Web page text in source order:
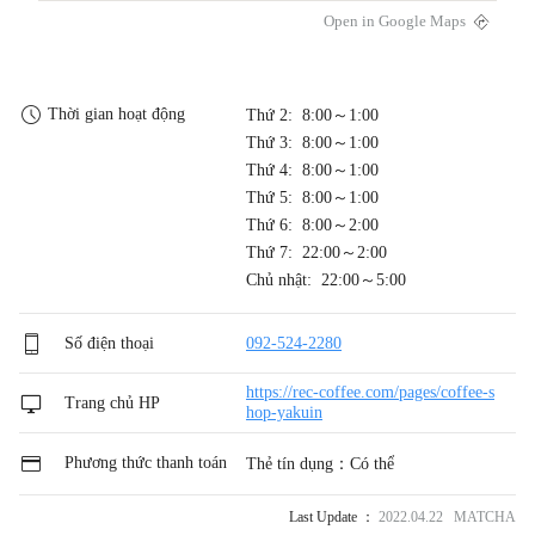
Open in Google Maps
Thời gian hoạt động
Thứ 2: 8:00～1:00
Thứ 3: 8:00～1:00
Thứ 4: 8:00～1:00
Thứ 5: 8:00～1:00
Thứ 6: 8:00～2:00
Thứ 7: 22:00～2:00
Chủ nhật: 22:00～5:00
Số điện thoại 092-524-2280
Trang chủ HP
https://rec-coffee.com/pages/coffee-s
hop-yakuin
Phương thức thanh toán Thẻ tín dụng：Có thể
Last Update ： 2022.04.22 MATCHA